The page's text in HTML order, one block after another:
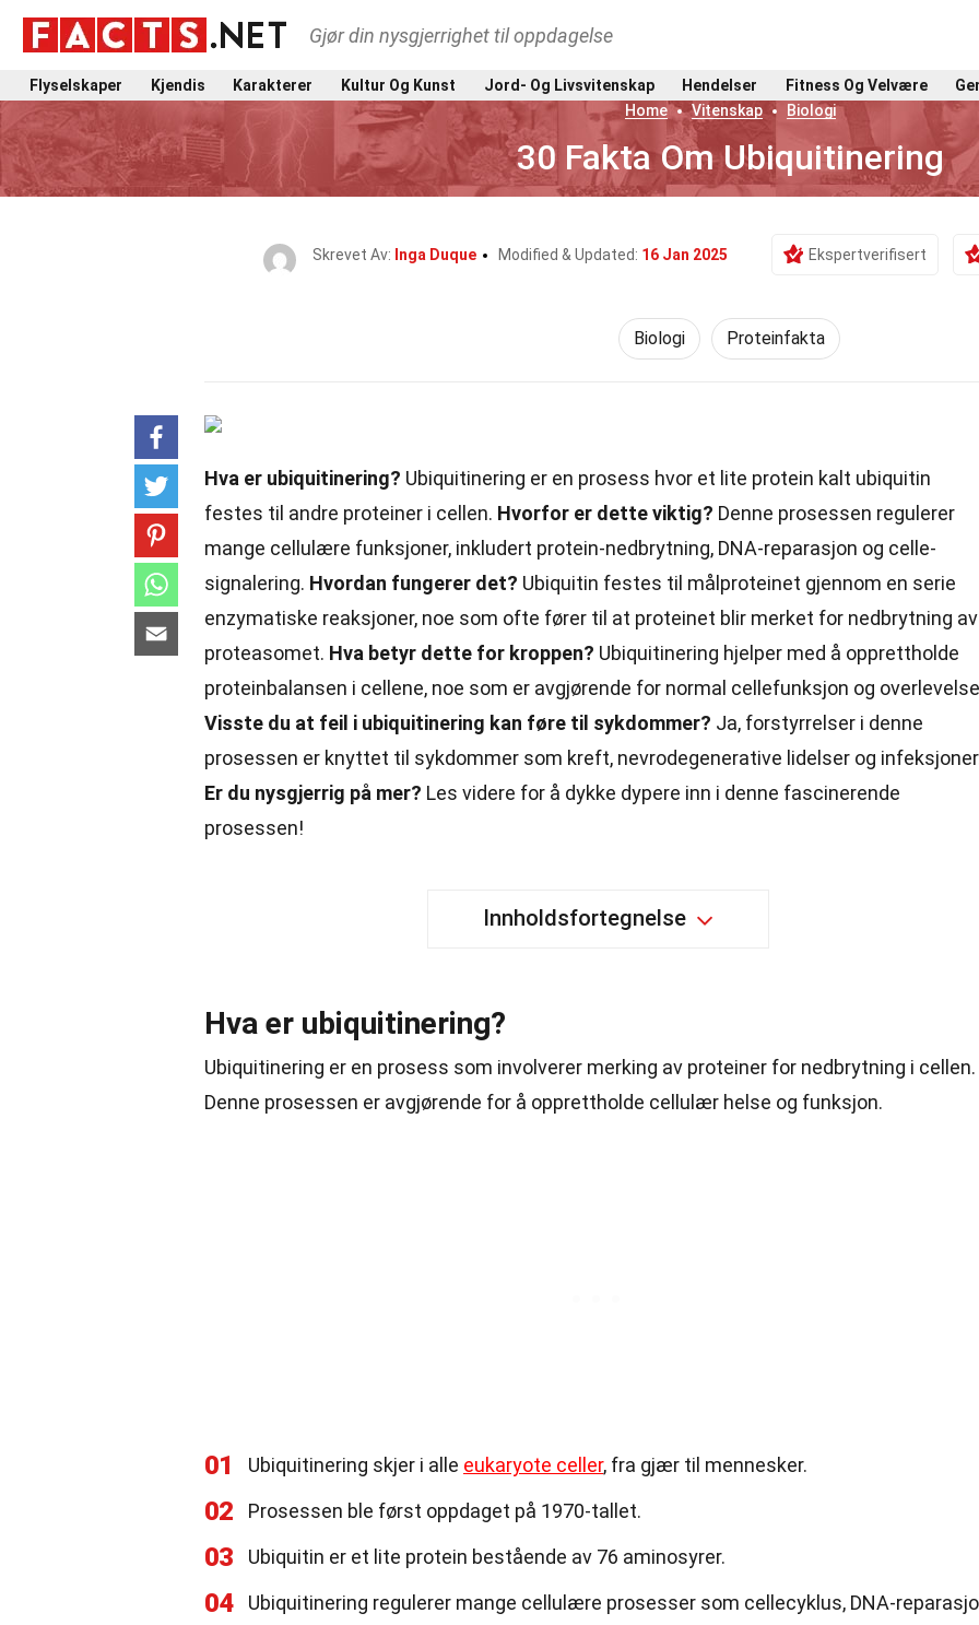
Gjør din nysgjerrighet til oppdagelse
Flyselskaper Kjendis Karakterer Kultur Og Kunst Jord- Og Livsvitenskap Hendelser Fitness Og Velvære
Home
Vitenskap Biologi
30 Fakta Om Ubiquitinering
Skrevet Av: Inga Duque Modified & Updated: 16 Jan 2025 Ekspertverifisert
Biologi Proteinfakta
Hva er ubiquitinering? Ubiquitinering er en prosess hvor et lite protein kalt ubiquitin
festes til andre proteiner i cellen. Hvorfor er dette viktig? Denne prosessen regulerer
mange cellulære funksjoner, inkludert protein-nedbrytning, DNA-reparasjon og celle-
signalering. Hvordan fungerer det? Ubiquitin festes til målproteinet gjennom en serie
enzymatiske reaksjoner, noe som ofte fører til at proteinet blir merket for nedbrytning av
proteasomet. Hva betyr dette for kroppen? Ubiquitinering hjelper med å opprettholde
proteinbalansen i cellene, noe som er avgjørende for normal cellefunksjon og
Visste du at feil i ubiquitinering kan føre til sykdommer? Ja, forstyrrelser i denne
prosessen er knyttet til sykdommer som kreft, nevrodegenerative lidelser og
Er du nysgjerrig på mer? Les videre for å dykke dypere inn i denne fascinerende
prosessen!
Innholdsfortegnelse
Hva er ubiquitinering?
Ubiquitinering er en prosess som involverer merking av proteiner for nedbrytning i cellen.
Denne prosessen er avgjørende for å opprettholde cellulær helse og funksjon.
01 Ubiquitinering skjer i alle eukaryote celler, fra gjær til mennesker.
02 Prosessen ble først oppdaget på 1970-tallet.
03 Ubiquitin er et lite protein bestående av 76 aminosyrer.
04
Ubiquitinering regulerer mange cellulære prosesser som cellecyklus, DNA-